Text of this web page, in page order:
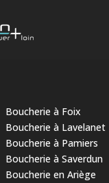
Boucherie à Foix
Boucherie à Lavelanet
Boucherie à Pamiers
Boucherie à Saverdun
Boucherie en Ariège